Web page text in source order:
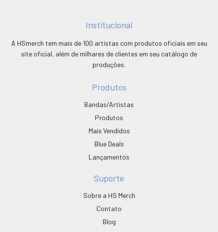
Institucional
A HSmerch tem mais de 100 artistas com produtos oficiais em seu
site oficial, além de milhares de clientes em seu catálogo de
produções.
Produtos
Bandas/Artistas
Produtos
Mais Vendidos
Blue Deals
Lançamentos
Suporte
Sobre a HS Merch
Contato
Blog